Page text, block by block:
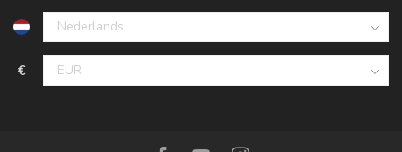
€